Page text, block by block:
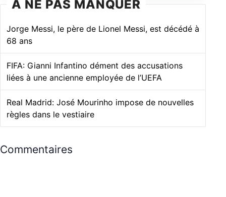
À NE PAS MANQUER
Jorge Messi, le père de Lionel Messi, est décédé à
68 ans
FIFA: Gianni Infantino dément des accusations
liées à une ancienne employée de l’UEFA
Real Madrid: José Mourinho impose de nouvelles
règles dans le vestiaire
Commentaires